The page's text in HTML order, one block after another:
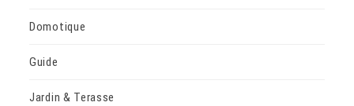
Domotique
Guide
Jardin & Terasse